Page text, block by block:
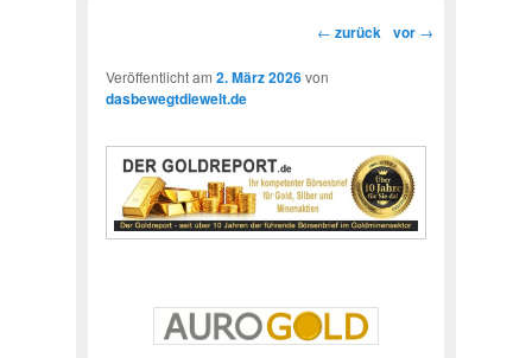
Beitragsnavigation
← zurück vor →
Veröffentlicht am 2. März 2026von
dasbewegtdiewelt.de